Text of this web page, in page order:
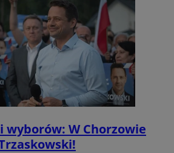
W Chorzowie